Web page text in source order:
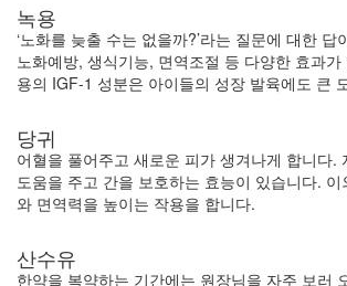
녹용
‘노화를 늦출 수는 없을까?’라는 질문에 대한 답
노화예방, 생식기능, 면역조절 등 다양한 효과
용의 IGF-1 성분은 아이들의 성장 발육에도 큰
당귀
어혈을 풀어주고 새로운 피가 생겨나게 합니다.
도움을 주고 간을 보호하는 효능이 있습니다.
와 면역력을 높이는 작용을 합니다.
산수유
한약을 복약하는 기간에는 원장님을 자주 보러